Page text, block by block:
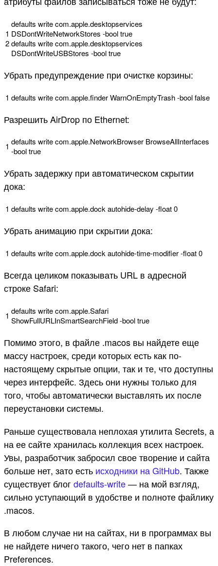
1
2
defaults writecom.apple.desktopservices
DSDontWriteNetworkStores -booltrue
defaults writecom.apple.desktopservices
DSDontWriteUSBStores -booltrue
Убрать предупреждение при очистке корзины:
1 defaults writecom.apple.finderWarnOnEmptyTrash-boolfalse
Разрешить AirDrop по Ethernet:
1 defaults writecom.apple.NetworkBrowser BrowseAllInterfaces
-booltrue
Убрать задержку при автоматическом скрытии
дока:
1 defaults writecom.apple.dock autohide-delay -float0
Убрать анимацию при скрытии дока:
1 defaults writecom.apple.dock autohide-time-modifier-float0
Всегда целиком показывать URL в адресной
строке Safari:
1 defaults writecom.apple.Safari
ShowFullURLInSmartSearchField-booltrue
Помимо этого, в файле .macos вы найдете еще
массу настроек, среди которых есть как по-
настоящему скрытые опции, так и те, что доступны
через интерфейс. Здесь они нужны только для
того, чтобы автоматически выставлять их после
переустановки системы.
Раньше существовала неплохая утилита Secrets, а
на ее сайте хранилась коллекция всех настроек.
Увы, разработчик забросил свое творение и сайта
больше нет, зато есть исходники на GitHub. Также
существует блог defaults-write— на мой взгляд,
сильно уступающий в удобстве и полноте файлику
.macos.
В любом случае ни на сайтах, ни в программах вы
не найдете ничего такого, чего нет в папках
Preferences.